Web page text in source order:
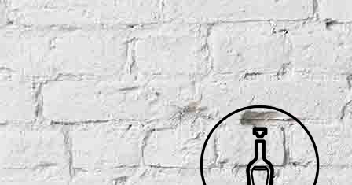
Stonewood
Stork Club
Sulmgau Whisky
Thousand Mountains - McRaven
Old Charter
Old Overholt
Rabbit Hole
Rebell Yell
Rossville Union